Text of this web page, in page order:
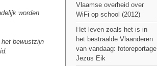
worden
bewustzijn
Vlaamse overheid over
WiFi op school (2012)
Het leven zoals het is in
het bestraalde Vlaanderen
van vandaag: fotoreportage
Jezus Eik